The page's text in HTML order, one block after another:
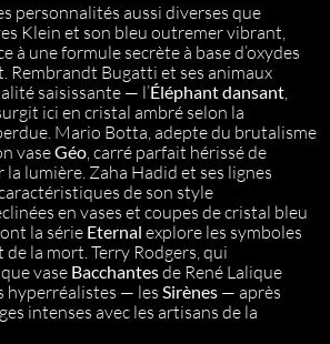
personnalités aussi diverses que
Klein et son bleu outremer vibrant,
à une formule secrète à base d’oxydes
Rembrandt Bugatti et ses animaux
saisissante — l’Éléphant dansant,
ici en cristal ambré selon la
Mario Botta, adepte du brutalisme
vaseGéo, carré parfait hérissé de
lumière. Zaha Hadid et ses lignes
de son style
en vases et coupes de cristal bleu
la série Eternal explore les symboles
de la mort. Terry Rodgers, qui
vase Bacchantesde René Lalique
hyperréalistes — les Sirènes — après
intenses avec les artisans de la